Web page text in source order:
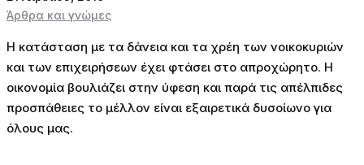
Άρθρα και γνώμες
Η κατάσταση με τα δάνεια και τα χρέη των νοικοκυριών
και των επιχειρήσεων έχει φτάσει στο απροχώρητο. Η
οικονομία βουλιάζει στην ύφεση και παρά τις απέλπιδες
προσπάθειες το μέλλον είναι εξαιρετικά δυσοίωνο για
όλους μας.